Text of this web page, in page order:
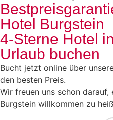
Hotel Burgstein
4-Sterne Hotel
Urlaub buchen
Bucht jetzt online über
den besten Preis.
Wir freuen uns schon
Burgstein willkommen zu